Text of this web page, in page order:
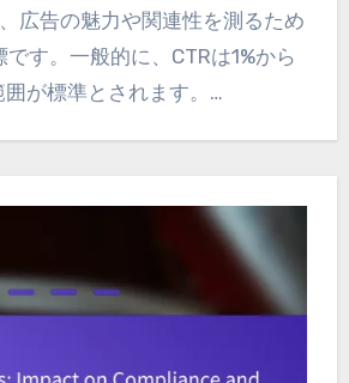
広告の魅力や関連性を測るため
す。一般的に、CTRは1%から
囲が標準とされます。…